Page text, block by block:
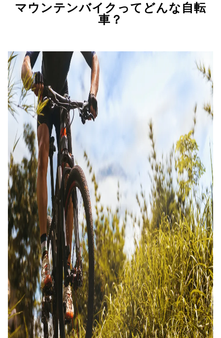
マウンテンバイクってどんな自転
車？